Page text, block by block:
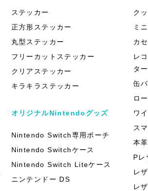
ステッカー
正方形ステッカー
丸型ステッカー
フリーカットステッカー
クリアステッカー
キラキラステッカー
オリジナルNintendoグッズ
Nintendo Switch専用ポーチ
Nintendo Switchケース
Nintendo Switch Liteケース
ニンテンドー DS
ク
ミ
カ
レ
ター
缶
ロ
ワ
ス
本
Pレ
レ
レ